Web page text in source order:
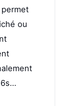
ou